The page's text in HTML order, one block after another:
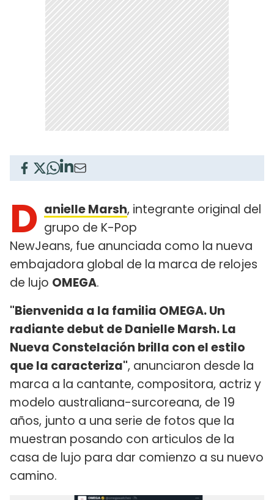
D anielle Marsh, integrante original del
grupo de K-Pop
NewJeans, fue anunciada como la nueva
embajadora global de la marca de relojes
de lujo OMEGA.
"Bienvenida a la familia OMEGA. Un
radiante debut de Danielle Marsh. La
Nueva Constelación brilla con el estilo
que la caracteriza", anunciaron desde la
marca a la cantante, compositora, actriz y
modelo australiana-surcoreana, de 19
años, junto a una serie de fotos que la
muestran posando con articulos de la
casa de lujo para dar comienzo a su nuevo
camino.